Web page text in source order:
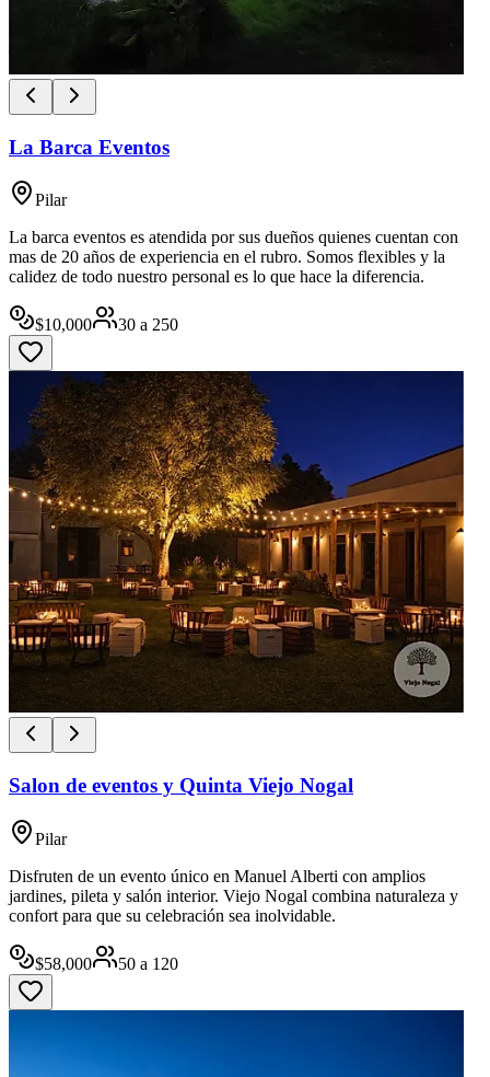
La Barca Eventos
Pilar
La barca eventos es atendida por sus dueños quienes cuentan con
mas de 20 años de experiencia en el rubro. Somos flexibles y la
calidez de todo nuestro personal es lo que hace la diferencia.
$10,000 30 a 250
Salon de eventos y Quinta Viejo Nogal
Pilar
Disfruten de un evento único en Manuel Alberti con amplios
jardines, pileta y salón interior. Viejo Nogal combina naturaleza y
confort para que su celebración sea inolvidable.
$58,000 50 a 120